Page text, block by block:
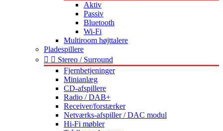
Aktiv
Passiv
Bluetooth
Wi-Fi
Multiroom højttalere
Pladespillere
  Stereo / Surround
Fjernbetjeninger
Minianlæg
CD-afspillere
Radio / DAB+
Receiver/forstærker
Netværks-afspiller / DAC modul
Hi-Fi møbler